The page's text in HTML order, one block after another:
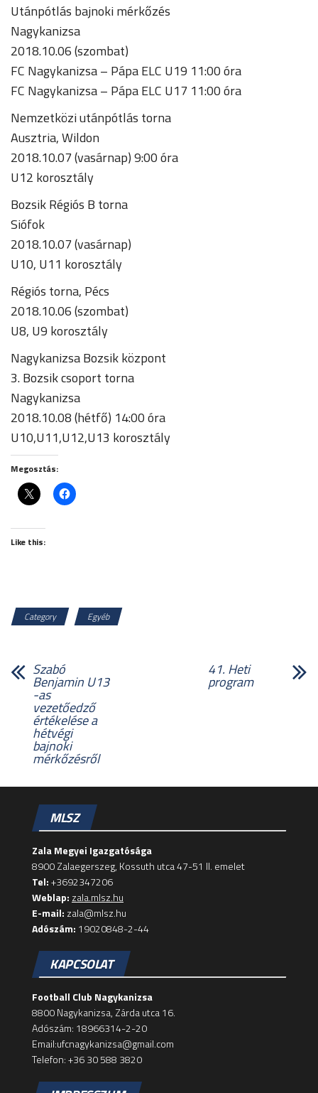
Utánpótlás bajnoki mérkőzés
Nagykanizsa
2018.10.06 (szombat)
FC Nagykanizsa – Pápa ELC U19 11:00 óra
FC Nagykanizsa – Pápa ELC U17 11:00 óra
Nemzetközi utánpótlás torna
Ausztria, Wildon
2018.10.07 (vasárnap) 9:00 óra
U12 korosztály
Bozsik Régiós B torna
Siófok
2018.10.07 (vasárnap)
U10, U11 korosztály
Régiós torna, Pécs
2018.10.06 (szombat)
U8, U9 korosztály
Nagykanizsa Bozsik központ
3. Bozsik csoport torna
Nagykanizsa
2018.10.08 (hétfő) 14:00 óra
U10,U11,U12,U13 korosztály
Megosztás:
Like this:
Category Egyéb
Szabó
Benjamin U13
-as
vezetőedző
értékelése a
hétvégi
bajnoki
mérkőzésről
41. Heti
program
MLSZ
Zala Megyei Igazgatósága
8900 Zalaegerszeg, Kossuth utca 47-51 II. emelet
Tel:+3692347206
Weblap: zala.mlsz.hu
E-mail: zala@mlsz.hu
Adószám: 19020848-2-44
KAPCSOLAT
Football Club Nagykanizsa
8800 Nagykanizsa, Zárda utca 16.
Adószám: 18966314-2-20
Email:ufcnagykanizsa@gmail.com
Telefon: +36 30 588 3820